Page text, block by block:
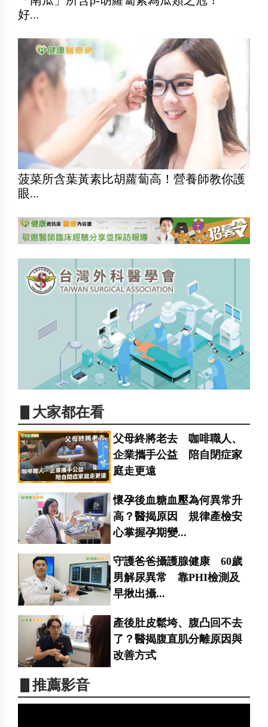
好...
菠菜所含葉黃素比胡蘿蔔高！營養師教你護
眼...
▋大家都在看
父母終將老去 咖啡職人、
企業攜手公益 陪自閉症家
庭走更遠
懷孕後血糖血壓為何異常升
高？醫揭原因 規律產檢安
心掌握孕期變...
守護爸爸攝護腺健康 60歲
男解尿異常 靠PHI檢測及
早揪出攝...
產後肚皮鬆垮、腹凸回不去
了？醫揭腹直肌分離原因與
改善方式
▋推薦影音